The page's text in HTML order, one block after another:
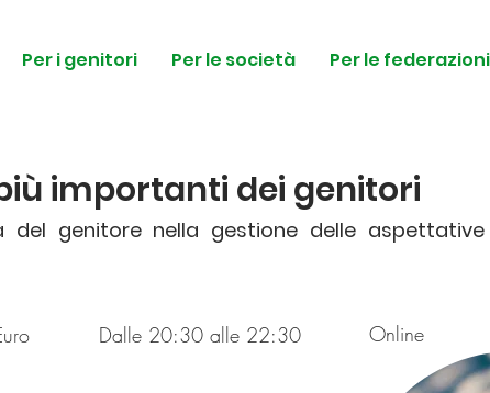
Per i genitori Per le società Per le federazioni
importanti dei genitori
del genitore nella gestione delle
Dalle 20:30 alle 22:30 Online